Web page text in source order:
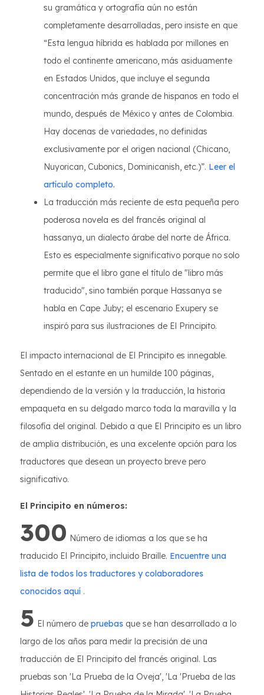
su gramática y ortografía aún no están
completamente desarrolladas, pero insiste en que
“Esta lengua híbrida es hablada por millones en
todo el continente americano, más asiduamente
en Estados Unidos, que incluye el segunda
concentración más grande de hispanos en todo el
mundo, después de México y antes de Colombia.
Hay docenas de variedades, no definidas
exclusivamente por el origen nacional (Chicano,
Nuyorican, Cubonics, Dominicanish, etc.)”. Leer el
artículo completo.
La traducción más reciente de esta pequeña pero
poderosa novela es del francés original al
hassanya, un dialecto árabe del norte de África.
Esto es especialmente significativo porque no solo
permite que el libro gane el título de "libro más
traducido", sino también porque Hassanya se
habla en Cape Juby; el escenario Exupery se
inspiró para sus ilustraciones de El Principito.
El impacto internacional de El Principito es innegable.
Sentado en el estante en un humilde 100 páginas,
dependiendo de la versión y la traducción, la historia
empaqueta en su delgado marco toda la maravilla y la
filosofía del original. Debido a que El Principito es un libro
de amplia distribución, es una excelente opción para los
traductores que desean un proyecto breve pero
significativo.
El Principito en números:
300 Número de idiomas a los que se ha
traducido El Principito, incluido Braille. Encuentre una
lista de todos los traductores y colaboradores
conocidos aquí .
5 El número de pruebas que se han desarrollado a lo
largo de los años para medir la precisión de una
traducción de El Principito del francés original. Las
pruebas son 'La Prueba de la Oveja', 'La 'Prueba de las